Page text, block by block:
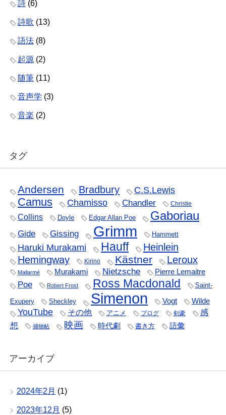
詩 (6)
詩歌 (13)
語法 (8)
起源 (2)
随筆 (11)
音声学 (3)
音楽 (2)
タグ
Andersen Bradbury C.S.Lewis
Camus Chamisso Chandler Christie
Collins Doyle Edgar Allan Poe Gaboriau
Gide Gissing Grimm Hammett
Haruki Murakami Hauff
Heinlein
Hemingway
Kirino Kästner Leroux
Mallarmé Murakami Nietzsche Pierre Lemaitre
Poe Robert Frost Ross Macdonald Saint-
Exupery Sheckley Simenon Vogt Wilde
YouTube その他 アニメ ブログ 剣豪
感
想
捕物帖 映画 時代劇 書き方 語彙
アーカイブ
2024年2月 (1)
2023年12月 (5)